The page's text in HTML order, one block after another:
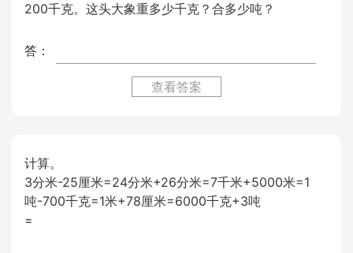
200千克。这头大象重多少千克？合多少吨？
答：
查看答案
计算。
3分米-25厘米=24分米+26分米=7千米+5000米=1
吨-700千克=1米+78厘米=6000千克+3吨
=